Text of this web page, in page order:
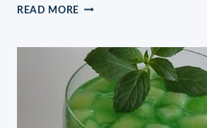
READ MORE KONDENSMILCH